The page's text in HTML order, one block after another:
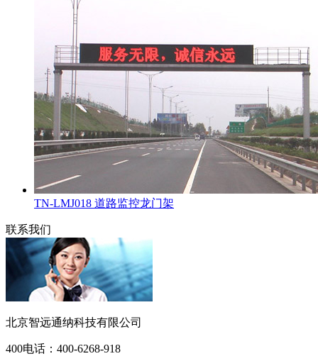
TN-LMJ018 道路监控龙门架
联系我们
北京智远通纳科技有限公司
400电话： 400-6268-918